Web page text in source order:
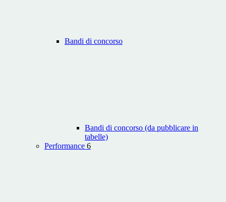
Bandi di concorso
Bandi di concorso (da pubblicare in
tabelle)
Performance 6